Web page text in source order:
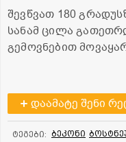
შევწვათ 180
სანამ ცილა
გემოვნებით
დაამატე შენი
ტეგები: ბეკონი